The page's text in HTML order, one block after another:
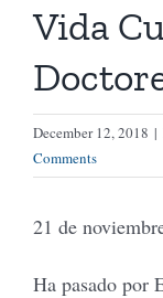
Vida
December 12, 2018 |
Comments
21 de
Ha pasado por